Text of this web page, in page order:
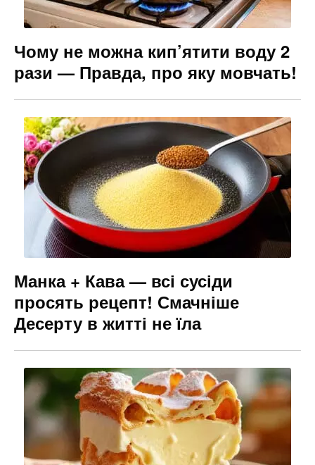
Чому не можна кип’ятити воду 2
рази — Правда, про яку мовчать!
Манка + Кава — всі сусіди
просять рецепт! Смачніше
Десерту в житті не їла